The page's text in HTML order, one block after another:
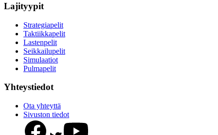
Lajityypit
Strategiapelit
Taktiikkapelit
Lastenpelit
Seikkailupelit
Simulaatiot
Pulmapelit
Yhteystiedot
Ota yhteyttä
Sivuston tiedot